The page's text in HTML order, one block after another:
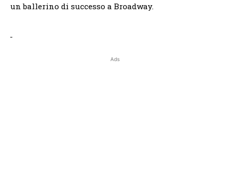
un ballerino di successo a Broadway.
Ads